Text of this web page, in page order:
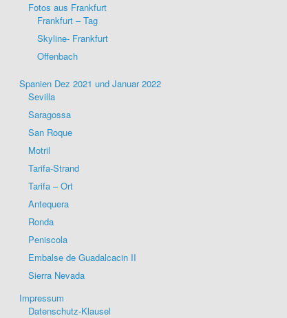
Fotos aus Frankfurt
Frankfurt – Tag
Skyline- Frankfurt
Offenbach
Spanien Dez 2021 und Januar 2022
Sevilla
Saragossa
San Roque
Motril
Tarifa-Strand
Tarifa – Ort
Antequera
Ronda
Peniscola
Embalse de Guadalcacin II
Sierra Nevada
Impressum
Datenschutz-Klausel